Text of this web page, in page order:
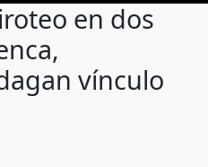
en dos
vínculo